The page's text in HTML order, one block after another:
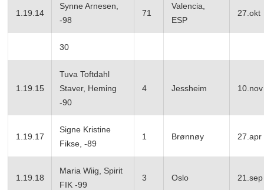
1.19.14
Synne Arnesen,
-98
71
Valencia,
ESP
27.okt
30
1.19.15
Tuva Toftdahl
Staver, Heming
-90
4 Jessheim 10.nov
1.19.17
Signe Kristine
Fikse, -89
1 Brønnøy 27.apr
1.19.18
Maria Wiig, Spirit
FIK -99
3 Oslo 21.sep